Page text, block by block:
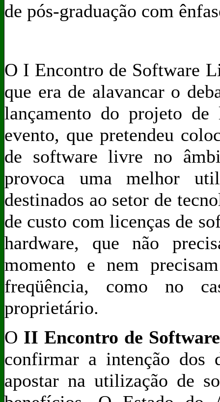
de pós-graduação com
O I Encontro de Software
que era de alavancar o
lançamento do projeto
evento, que pretendeu
de software livre no
provoca uma melhor
destinados ao setor de
de custo com licenças de
hardware, que não
momento e nem
freqüência, como no
proprietário.
O II Encontro de
confirmar a intenção dos
apostar na utilização de